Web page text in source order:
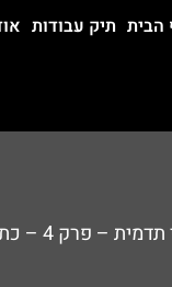
הבית תיק עבודות
4 – כתיבת התסריט